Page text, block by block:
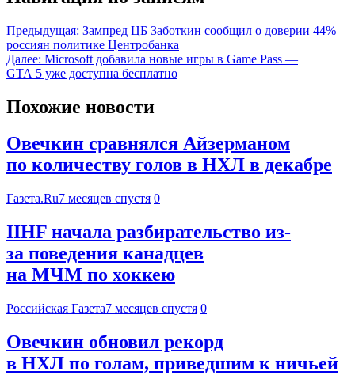
Предыдущая: Зампред ЦБ Заботкин сообщил о доверии 44%
россиян политике Центробанка
Далее: Microsoft добавила новые игры в Game Pass —
GTA 5 уже доступна бесплатно
Похожие новости
Овечкин сравнялся Айзерманом
по количеству голов в НХЛ в декабре
Газета.Ru7 месяцев спустя 0
IIHF начала разбирательство из-
за поведения канадцев
на МЧМ по хоккею
Российская Газета7 месяцев спустя 0
Овечкин обновил рекорд
в НХЛ по голам, приведшим к ничьей